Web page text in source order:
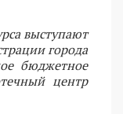
выступают
города
бюджетное
центр